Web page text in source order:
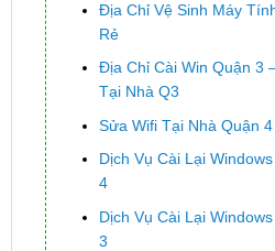
Địa Chỉ Vệ Sinh Máy
Rẻ
Địa Chỉ Cài Win Quận 3
Tại Nhà Q3
Sửa Wifi Tại Nhà Quận 4
Dịch Vụ Cài Lại
4
Dịch Vụ Cài Lại
3